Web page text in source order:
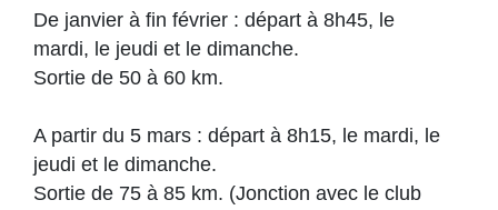
De janvier à fin février : départ à 8h45, le
mardi, le jeudi et le dimanche.
Sortie de 50 à 60 km.
A partir du 5 mars : départ à 8h15, le mardi, le
jeudi et le dimanche.
Sortie de 75 à 85 km. (Jonction avec le club